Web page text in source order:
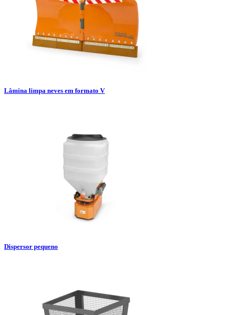
Lâmina limpa neves em formato V
Dispersor pequeno